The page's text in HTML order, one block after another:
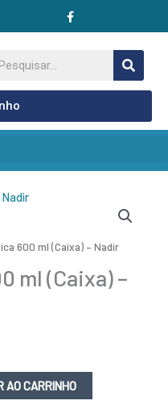
a
600 ml (Caixa) – Nadir
ml (Caixa) –
AO CARRINHO